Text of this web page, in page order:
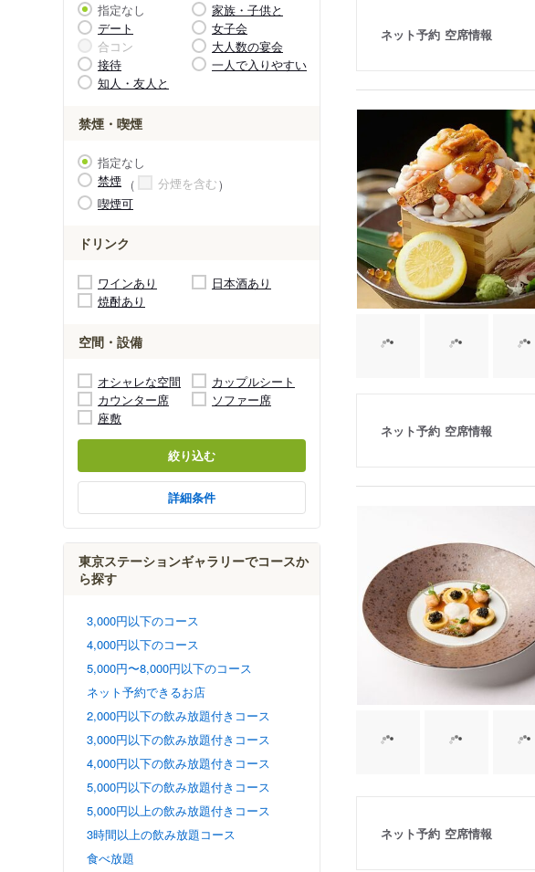
指定なし
家族・子供と
デート
女子会
合コン
大人数の宴会
接待
一人で入りやすい
知人・友人と
禁煙・喫煙
指定なし
禁煙
分煙を含む
喫煙可
ドリンク
ワインあり
日本酒あり
焼酎あり
空間・設備
オシャレな空間
カップルシート
カウンター席
ソファー席
座敷
絞り込む
詳細条件
東京ステーションギャラリーでコースか
ら探す
3,000円以下のコース
4,000円以下のコース
5,000円〜8,000円以下のコース
ネット予約できるお店
2,000円以下の飲み放題付きコース
3,000円以下の飲み放題付きコース
4,000円以下の飲み放題付きコース
5,000円以下の飲み放題付きコース
5,000円以上の飲み放題付きコース
3時間以上の飲み放題コース
食べ放題
ネット予約 空席情報
ネット予約 空席情報
ネット予約 空席情報